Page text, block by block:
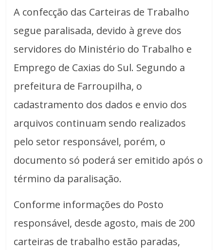
A confecção das Carteiras de Trabalho
segue paralisada, devido à greve dos
servidores do Ministério do Trabalho e
Emprego de Caxias do Sul. Segundo a
prefeitura de Farroupilha, o
cadastramento dos dados e envio dos
arquivos continuam sendo realizados
pelo setor responsável, porém, o
documento só poderá ser emitido após o
término da paralisação.
Conforme informações do Posto
responsável, desde agosto, mais de 200
carteiras de trabalho estão paradas,